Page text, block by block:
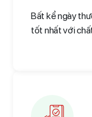
Bất kể ngày
tốt nhất với